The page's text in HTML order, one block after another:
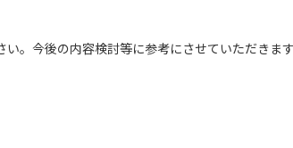
。今後の内容検討等に参考にさせていただきます